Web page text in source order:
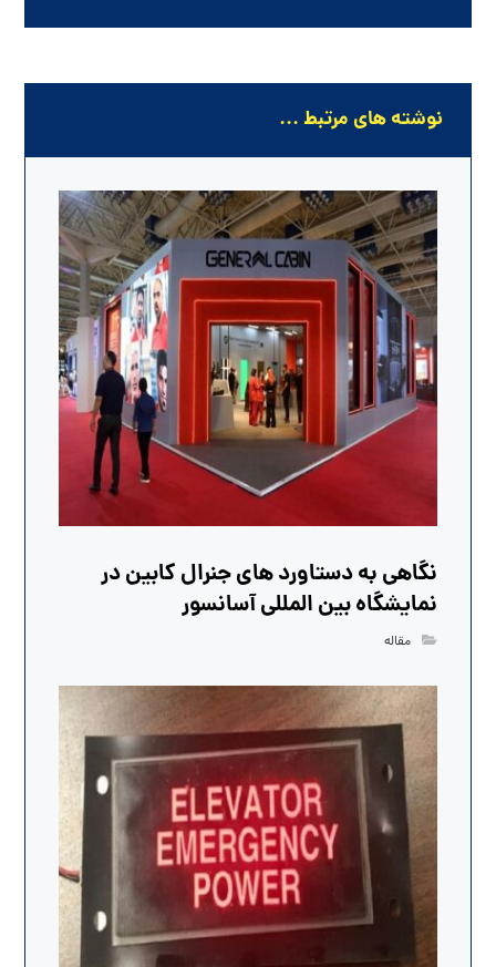
نوشته های مرتبط ...
نگاهی به دستاورد های جنرال کابین در
نمایشگاه بین المللی آسانسور
مقاله